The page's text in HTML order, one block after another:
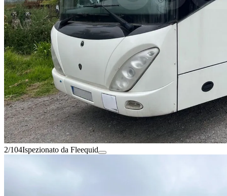
2/104Ispezionato da Fleequid